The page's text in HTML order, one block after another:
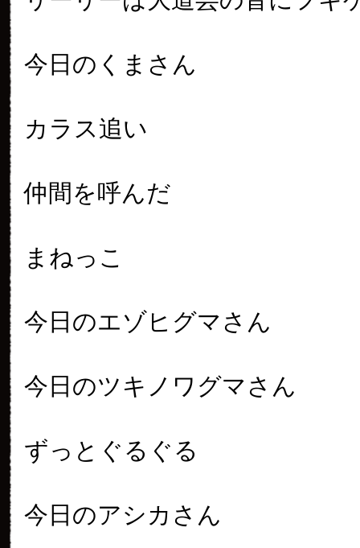
今日のくまさん
カラス追い
仲間を呼んだ
まねっこ
今日のエゾヒグマさん
今日のツキノワグマさん
ずっとぐるぐる
今日のアシカさん